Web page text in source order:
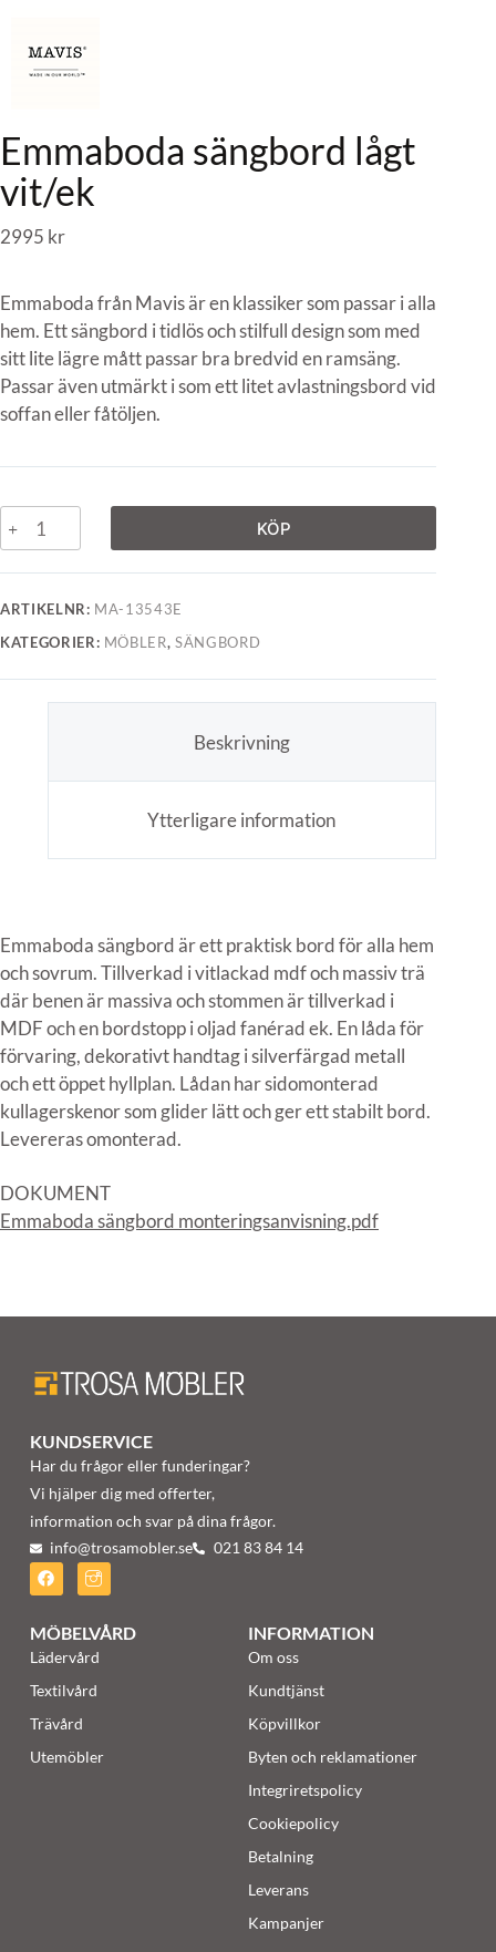
Emmaboda sängbord lågt
vit/ek
2995 kr
Emmaboda från Mavis är en klassiker som passar i alla
hem. Ett sängbord i tidlös och stilfull design som med
sitt lite lägre mått passar bra bredvid en ramsäng.
Passar även utmärkt i som ett litet avlastningsbord vid
soffan eller fåtöljen.
KÖP
ARTIKELNR: MA-13543E
KATEGORIER: MÖBLER,SÄNGBORD
Beskrivning
Ytterligare information
Emmaboda sängbord är ett praktisk bord för alla hem
och sovrum. Tillverkad i vitlackad mdf och massiv trä
där benen är massiva och stommen är tillverkad i
MDF och en bordstopp i oljad fanérad ek. En låda för
förvaring, dekorativt handtag i silverfärgad metall
och ett öppet hyllplan. Lådan har sidomonterad
kullagerskenor som glider lätt och ger ett stabilt bord.
Levereras omonterad.
DOKUMENT
Emmaboda sängbord monteringsanvisning.pdf
KUNDSERVICE
Har du frågor eller funderingar?
Vi hjälper dig med offerter,
information och svar på dina frågor.
info@trosamobler.se 021 83 84 14
MÖBELVÅRD
Lädervård
Textilvård
Trävård
Utemöbler
INFORMATION
Om oss
Kundtjänst
Köpvillkor
Byten och reklamationer
Integriretspolicy
Cookiepolicy
Betalning
Leverans
Kampanjer